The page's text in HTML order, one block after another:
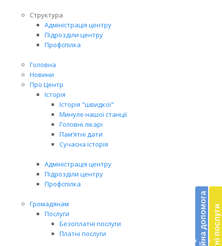
Структура
Адміністрація центру
Підрозділи центру
Профспілка
Головна
Новини
Про Центр
Історія
Історія "швидкої"
Минуле нашої станції
Головні лікарі
Пам’ятні дати
Сучасна історія
Адміністрація центру
Підрозділи центру
Профспілка
Громадянам
Послуги
Безоплатні послуги
Платні послуги
‹ ‹